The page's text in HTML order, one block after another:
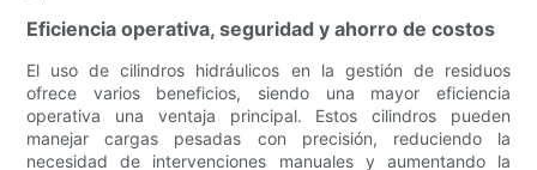
Eficiencia operativa, seguridad y ahorro de costos
El uso de cilindros hidráulicos en la gestión de residuos
ofrece varios beneficios, siendo una mayor eficiencia
operativa una ventaja principal. Estos cilindros pueden
manejar cargas pesadas con precisión, reduciendo la
necesidad de intervenciones manuales y aumentando la